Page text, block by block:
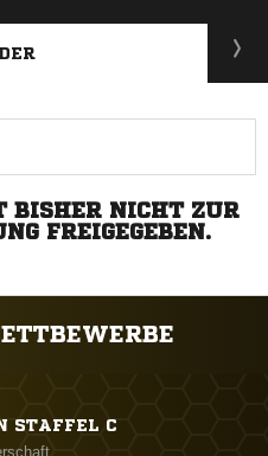
BISHER NICHT ZUR
FREIGEGEBEN.
STAFFEL C